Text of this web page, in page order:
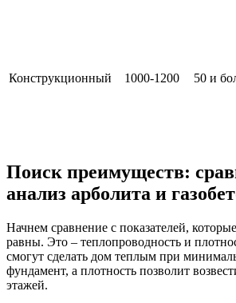
Конструкционный 1000-1200 50 и
Поиск преимуществ:
анализ арболита и
Начнем сравнение с показателей,
равны. Это – теплопроводность и
смогут сделать дом теплым при
фундамент, а плотность позволит
этажей.